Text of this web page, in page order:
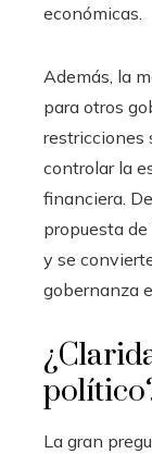
económicas.
Además, la
para otros
restricciones
controlar la
financiera.
propuesta
y se
gobernanza
La gran